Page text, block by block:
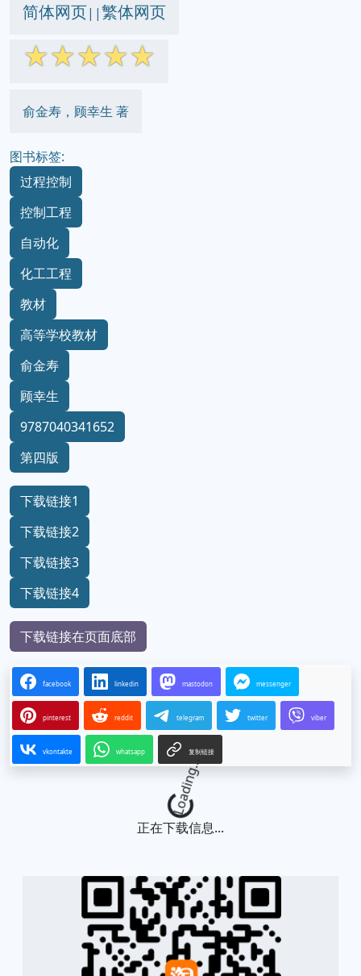
简体网页||繁体网页
☆☆☆☆☆
俞金寿，顾幸生 著
图书标签:
过程控制
控制工程
自动化
化工工程
教材
高等学校教材
俞金寿
顾幸生
9787040341652
第四版
下载链接1
下载链接2
下载链接3
下载链接4
下载链接在页面底部
facebook linkedin mastodon messenger
pinterest reddit telegram twitter viber
vkontakte whatsapp 复制链接
Loading...
正在下载信息...